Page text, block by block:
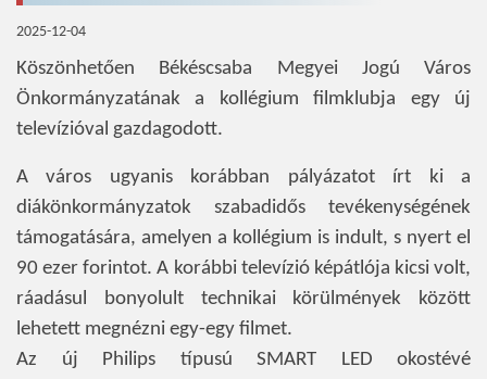
2025-12-04
Köszönhetően Békéscsaba Megyei Jogú Város
Önkormányzatának a kollégium filmklubja egy új
televízióval gazdagodott.
A város ugyanis korábban pályázatot írt ki a
diákönkormányzatok szabadidős tevékenységének
támogatására, amelyen a kollégium is indult, s nyert el
90 ezer forintot. A korábbi televízió képátlója kicsi volt,
ráadásul bonyolult technikai körülmények között
lehetett megnézni egy-egy filmet.
Az új Philips típusú SMART LED okostévé